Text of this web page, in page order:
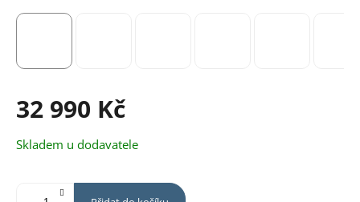
32 990 Kč
Měrná
cena:
Skladem u dodavatele